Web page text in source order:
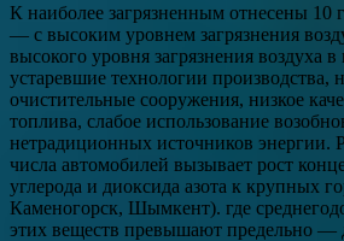
К наиболее загрязненным отнесены 10
— с высоким уровнем загрязнения
высокого уровня загрязнения воздуха
устаревшие технологии производства,
очистительные сооружения, низкое
топлива, слабое использование
нетрадиционных источников энергии.
числа автомобилей вызывает рост
углерода и диоксида азота к крупных
Каменогорск, Шымкент). где
этих веществ превышают предельно —